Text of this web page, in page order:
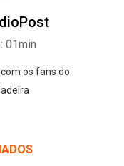
01min
os fans do